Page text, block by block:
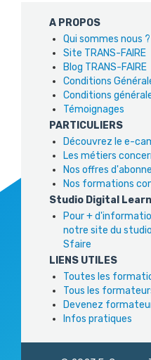
A PROPOS
Qui sommes nous ?
Site TRANS-FAIRE
Blog TRANS-FAIRE
Conditions
Conditions
Témoignages
PARTICULIERS
Découvrez le e-
Les métiers
Nos offres
Nos formations
Studio Digital
Pour +
notre site du
Sfaire
LIENS UTILES
Toutes les
Tous les
Devenez
Infos pratiques